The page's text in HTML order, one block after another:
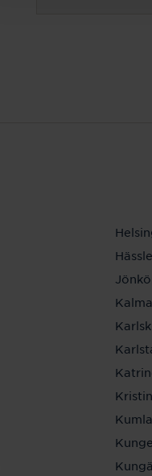
Kumla